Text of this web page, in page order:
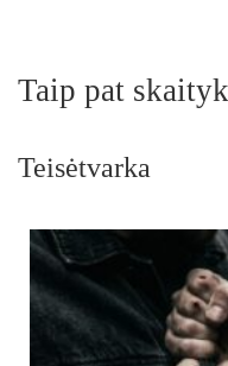
Taip pat
Teisėtvarka